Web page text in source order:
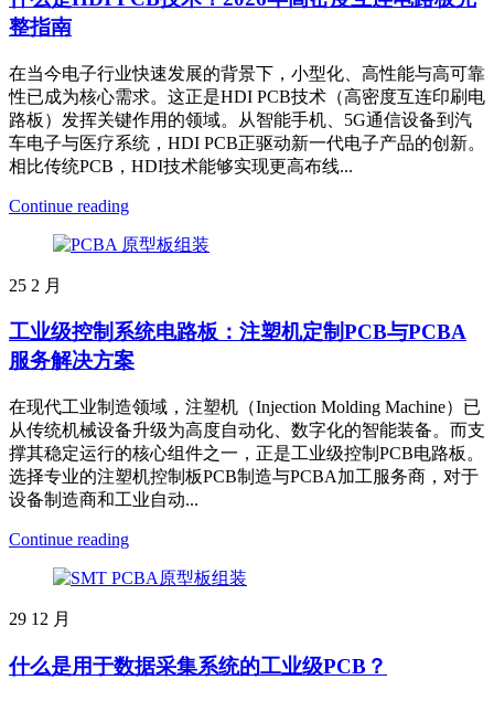
整指南
在当今电子行业快速发展的背景下，小型化、高性能与高可靠
性已成为核心需求。这正是HDI PCB技术（高密度互连印刷电
路板）发挥关键作用的领域。从智能手机、5G通信设备到汽
车电子与医疗系统，HDI PCB正驱动新一代电子产品的创新。
相比传统PCB，HDI技术能够实现更高布线...
Continue reading
25 2 月
工业级控制系统电路板：注塑机定制PCB与PCBA
服务解决方案
在现代工业制造领域，注塑机（Injection Molding Machine）已
从传统机械设备升级为高度自动化、数字化的智能装备。而支
撑其稳定运行的核心组件之一，正是工业级控制PCB电路板。
选择专业的注塑机控制板PCB制造与PCBA加工服务商，对于
设备制造商和工业自动...
Continue reading
29 12 月
什么是用于数据采集系统的工业级PCB？